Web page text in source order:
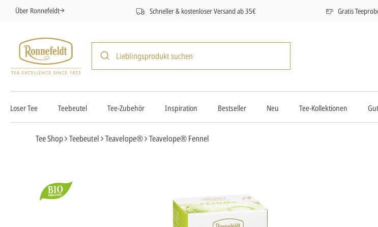
Über Ronnefeldt Schneller & kostenloser Versand ab 35€ Gratis
Loser Tee Teebeutel Tee-Zubehör Inspiration Bestseller Neu Tee-Kollektionen
Tee Shop Teebeutel Teavelope® Teavelope® Fennel